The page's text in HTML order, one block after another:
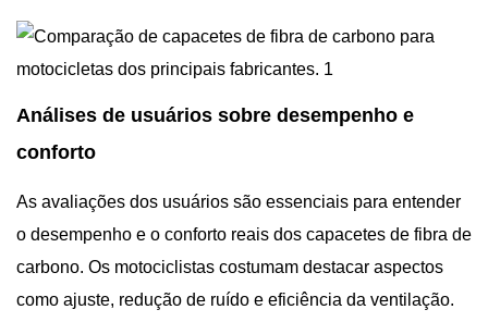
Análises de usuários sobre desempenho e
conforto
As avaliações dos usuários são essenciais para entender
o desempenho e o conforto reais dos capacetes de fibra de
carbono. Os motociclistas costumam destacar aspectos
como ajuste, redução de ruído e eficiência da ventilação.